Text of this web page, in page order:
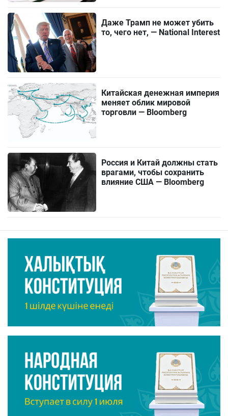
Даже Трамп не может убить
то, чего нет, — National Interest
Китайская денежная империя
меняет облик мировой
торговли — Bloomberg
Россия и Китай должны стать
врагами, чтобы сохранить
влияние США — Bloomberg